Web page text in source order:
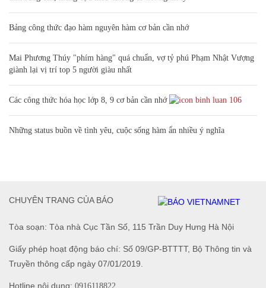
Bảng công thức đạo hàm nguyên hàm cơ bản cần nhớ
Mai Phương Thúy "phím hàng" quá chuẩn, vợ tỷ phú Phạm Nhật Vượng
giành lại vị trí top 5 người giàu nhất
Các công thức hóa học lớp 8, 9 cơ bản cần nhớ 106
Những status buồn về tình yêu, cuộc sống hàm ẩn nhiều ý nghĩa
Tòa soạn: Tòa nhà Cục Tần Số, 115 Trần Duy Hưng Hà Nội
Giấy phép hoạt động báo chí: Số 09/GP-BTTTT, Bộ Thông tin và
Truyền thông cấp ngày 07/01/2019.
Hotline nội dung: 0916118822
CHUYÊN TRANG CỦA BÁO